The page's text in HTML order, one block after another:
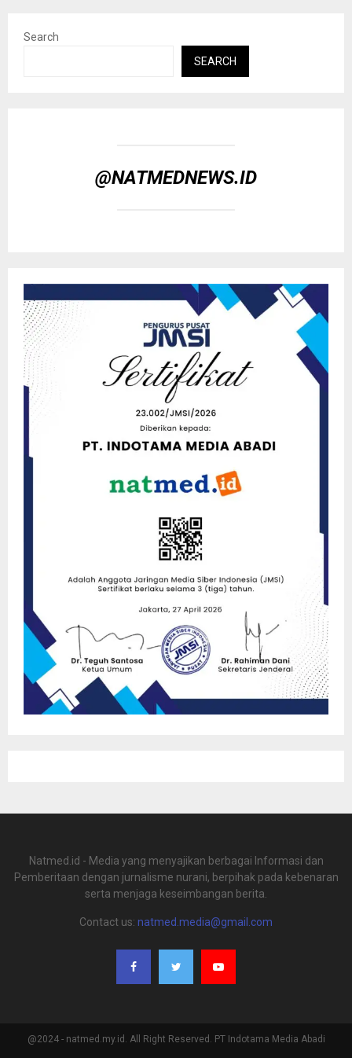
Search
SEARCH
@NATMEDNEWS.ID
Natmed.id - Media yang menyajikan berbagai Informasi dan
Pemberitaan dengan jurnalisme nurani, berpihak pada kebenaran
serta menjaga keseimbangan berita.
Contact us: natmed.media@gmail.com
@2024 - natmed.my.id. All Right Reserved. PT Indotama Media Abadi